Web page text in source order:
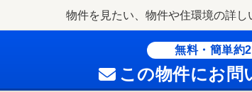
物件を見たい、物件や住環境の詳し
無料・簡単約2
この物件にお問